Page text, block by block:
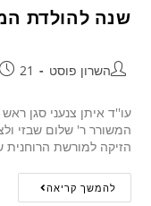
שנה להולדת
השרון פוסט 21 ביוני 2023
עו''ד איתן צנעני סגן
המשורר ר' שלום שבזי
הזיקה למורשת
להמשך קריאה